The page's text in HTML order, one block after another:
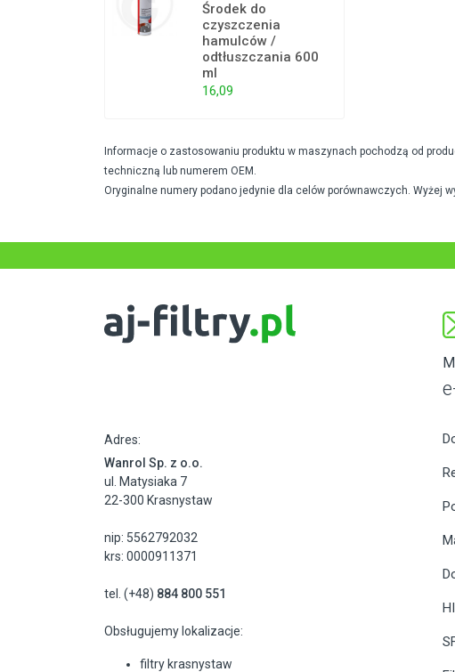
Środek do
czyszczenia
hamulców /
odtłuszczania 600
ml
16,09
Informacje o zastosowaniu produktu w maszynach pochodzą od
techniczną lub numerem OEM.
Oryginalne numery podano jedynie dla celów porównawczych. Wyżej
Adres:
Wanrol Sp. z o.o.
ul. Matysiaka 7
22-300 Krasnystaw
nip: 5562792032
krs: 0000911371
tel. (+48) 884 800 551
Obsługujemy lokalizacje:
filtry krasnystaw